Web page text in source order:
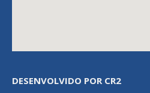
DESENVOLVIDO POR CR2